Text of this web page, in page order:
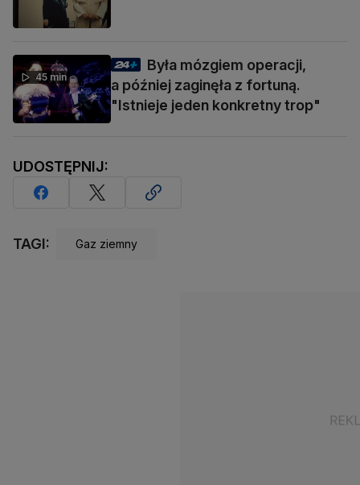
45 min
Była mózgiem operacji,
a później zaginęła z fortuną.
"Istnieje jeden konkretny trop"
UDOSTĘPNIJ:
TAGI: Gaz ziemny